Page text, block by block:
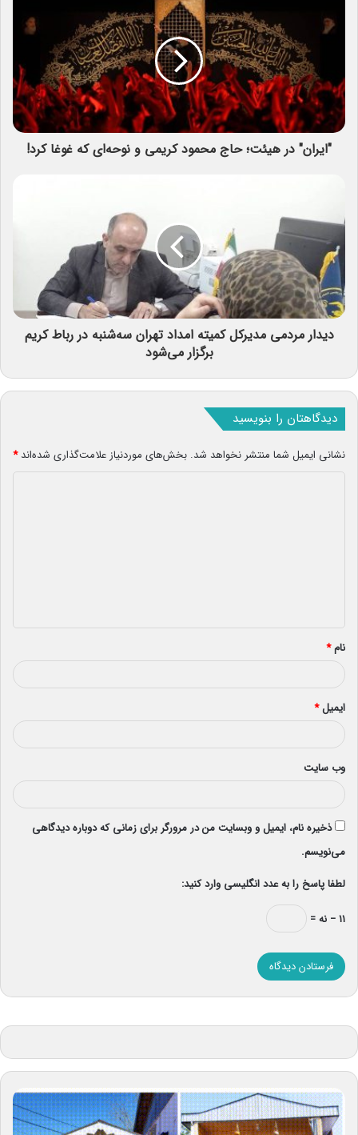
"ایران" در هیئت؛ حاج محمود کریمی و نوحه‌ای که غوغا کرد!
دیدار مردمی مدیرکل کمیته امداد تهران سه‌شنبه در رباط کریم
برگزار می‌شود
دیدگاهتان را بنویسید
نشانی ایمیل شما منتشر نخواهد شد. بخش‌های موردنیاز علامت‌گذاری شده‌اند*
*
نام*
ایمیل*
وب‌ سایت
ذخیره نام، ایمیل و وبسایت من در مرورگر برای زمانی که دوباره دیدگاهی
می‌نویسم.
لطفا پاسخ را به عدد انگلیسی وارد کنید:
۱۱ − نه =